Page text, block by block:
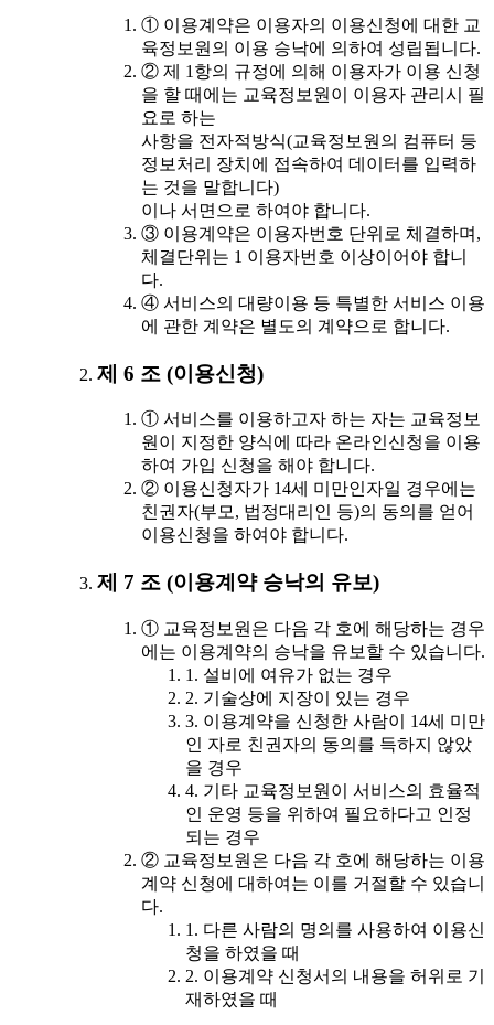
① 이용계약은 이용자의 이용신청에 대한 교
육정보원의 이용 승낙에 의하여 성립됩니다.
② 제 1항의 규정에 의해 이용자가 이용 신청
을 할 때에는 교육정보원이 이용자 관리시 필
요로 하는
사항을 전자적방식(교육정보원의 컴퓨터 등
정보처리 장치에 접속하여 데이터를 입력하
는 것을 말합니다)
이나 서면으로 하여야 합니다.
③ 이용계약은 이용자번호 단위로 체결하며,
체결단위는 1 이용자번호 이상이어야 합니
다.
④ 서비스의 대량이용 등 특별한 서비스 이용
에 관한 계약은 별도의 계약으로 합니다.
제 6 조 (이용신청)
① 서비스를 이용하고자 하는 자는 교육정보
원이 지정한 양식에 따라 온라인신청을 이용
하여 가입 신청을 해야 합니다.
② 이용신청자가 14세 미만인자일 경우에는
친권자(부모, 법정대리인 등)의 동의를 얻어
이용신청을 하여야 합니다.
제 7 조 (이용계약 승낙의 유보)
① 교육정보원은 다음 각 호에 해당하는 경우
에는 이용계약의 승낙을 유보할 수 있습니다.
1. 설비에 여유가 없는 경우
2. 기술상에 지장이 있는 경우
3. 이용계약을 신청한 사람이 14세 미만
인 자로 친권자의 동의를 득하지 않았
을 경우
4. 기타 교육정보원이 서비스의 효율적
인 운영 등을 위하여 필요하다고 인정
되는 경우
② 교육정보원은 다음 각 호에 해당하는 이용
계약 신청에 대하여는 이를 거절할 수 있습니
다.
1. 다른 사람의 명의를 사용하여 이용신
청을 하였을 때
2. 이용계약 신청서의 내용을 허위로 기
재하였을 때